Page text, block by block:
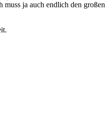
ja auch endlich den